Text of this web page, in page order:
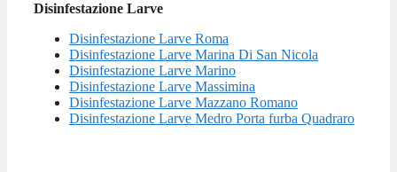
Disinfestazione Larve
Disinfestazione Larve Roma
Disinfestazione Larve Marina Di San Nicola
Disinfestazione Larve Marino
Disinfestazione Larve Massimina
Disinfestazione Larve Mazzano Romano
Disinfestazione Larve Medro Porta furba Quadraro